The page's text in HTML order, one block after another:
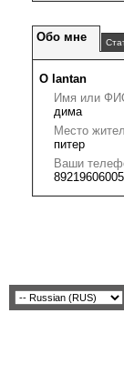
Обо мне
О lantan
Имя или
дима
Место
питер
Ваши
89219606005